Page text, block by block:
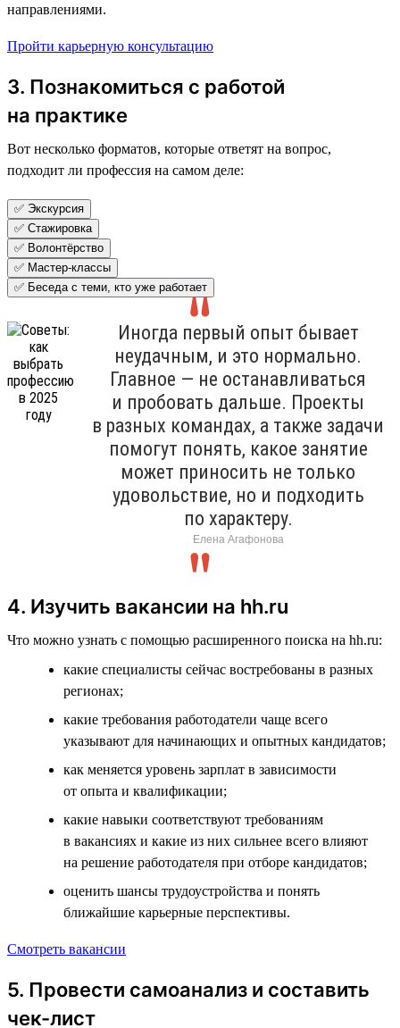
направлениями.
Пройти карьерную консультацию
3. Познакомиться с работой
на практике
Вот несколько форматов, которые ответят на вопрос,
подходит ли профессия на самом деле:
✅ Экскурсия
✅ Стажировка
✅ Волонтёрство
✅ Мастер-классы
✅ Беседа с теми, кто уже работает
Иногда первый опыт бывает
неудачным, и это нормально.
Главное — не останавливаться
и пробовать дальше. Проекты
в разных командах, а также задачи
помогут понять, какое занятие
может приносить не только
удовольствие, но и подходить
по характеру.
Елена Агафонова
4. Изучить вакансии на hh.ru
Что можно узнать с помощью расширенного поиска на hh.ru:
какие специалисты сейчас востребованы в разных
регионах;
какие требования работодатели чаще всего
указывают для начинающих и опытных кандидатов;
как меняется уровень зарплат в зависимости
от опыта и квалификации;
какие навыки соответствуют требованиям
в вакансиях и какие из них сильнее всего влияют
на решение работодателя при отборе кандидатов;
оценить шансы трудоустройства и понять
ближайшие карьерные перспективы.
Смотреть вакансии
5. Провести самоанализ и составить
чек-лист